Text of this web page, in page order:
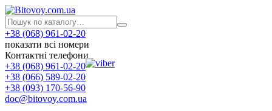
+38 (068) 961-02-20
показати всі номери
Контактні телефони
+38 (068) 961-02-20
+38 (066) 589-02-20
+38 (093) 170-56-90
doc@bitovoy.com.ua